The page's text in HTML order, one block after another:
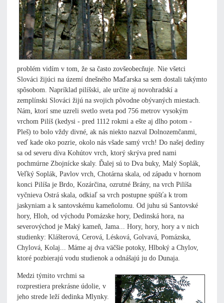
problém vidím v tom, že sa často zovšeobecňuje. Nie všetci
Slováci žijúci na území dnešného Maďarska sa sem dostali takýmto
spôsobom. Napríklad pilíšski, ale určite aj novohradskí a
zemplínski Slováci žijú na svojich pôvodne obývaných miestach.
Nám, ktorí sme uzreli svetlo sveta pod 756 metrov vysokým
vrchom Pilíš (kedysi - pred 1112 rokmi a ešte aj dlho potom -
Pleš) to bolo vždy divné, ak nás niekto nazval Dolnozemčanmi,
veď kade oko pozrie, okolo nás všade samý vrch! Do našej dediny
sa od severu díva Kohútov vrch, ktorý skrýva pred nami
pochmúrne Zbojnícke skaly. Ďalej sú to Dva buky, Malý Soplák,
Veľký Soplák, Pavlov vrch, Chotárna skala, od západu v hornom
konci Pilíša je Brdo, Kozárčina, ozrutné Brány, na vrch Pilíša
vyčnieva Ostrá skala, odkiaľ sa vrch postupne spúšťa k trom
jaskyniam a k santovskému kameňolomu. Od juhu sú Santovské
hory, Hloh, od východu Pomázske hory, Dedinská hora, na
severovýchod je Maký kameň, Jama... Hory, hory, hory a v nich
studienky: Klášterová, Cerová, Lésková, Golvavá, Pomázska,
Chylová, Kolaj... Máme aj dva väčšie potoky, Hlboký a Chylov,
ktoré pozbierajú vodu studienok a odnášajú ju do Dunaja.
Medzi týmito vrchmi sa
rozprestiera prekrásne údolie, v
jeho strede leží dedinka Mlynky.